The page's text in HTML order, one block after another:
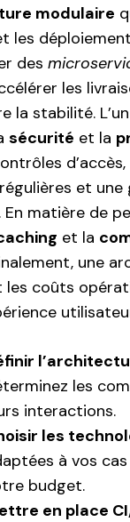
modulaire
les
des
les
la stabilité.
sécurité et la
d’accès,
et une
En matière de
et la
une
les coûts
les
interactions.
les
à vos cas
budget.
en place